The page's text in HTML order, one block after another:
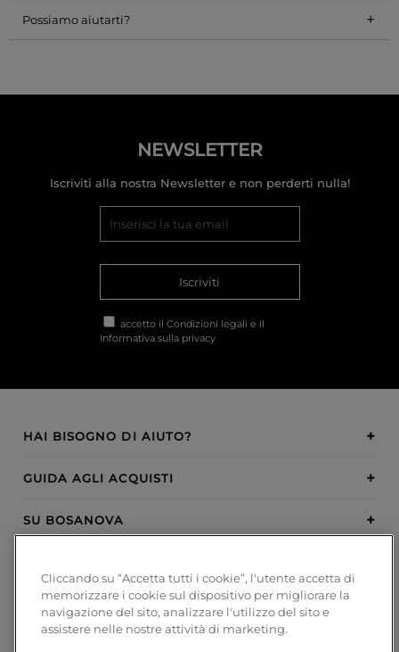
Possiamo aiutarti? +
NEWSLETTER
Iscriviti alla nostra Newsletter e non perderti nulla!
Iscriviti
accetto il Condizioni legali e il
Informativa sulla privacy
HAI BISOGNO DI AIUTO?
GUIDA AGLI ACQUISTI
SU BOSANOVA
METODI DI PAGAMENTO
Cliccando su “Accetta tutti i cookie”, l'utente accetta di
memorizzare i cookie sul dispositivo per migliorare la
navigazione del sito, analizzare l'utilizzo del sito e
assistere nelle nostre attività di marketing.